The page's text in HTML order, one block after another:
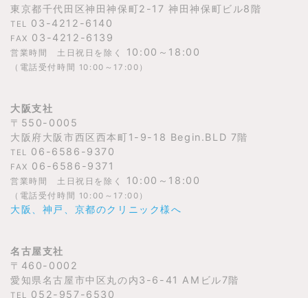
東京都千代田区神田神保町2-17 神田神保町ビル8階
TEL 03-4212-6140
FAX 03-4212-6139
営業時間 土日祝日を除く 10:00～18:00
（電話受付時間 10:00～17:00）
大阪支社
〒550-0005
大阪府大阪市西区西本町1-9-18 Begin.BLD 7階
TEL 06-6586-9370
FAX 06-6586-9371
営業時間 土日祝日を除く 10:00～18:00
（電話受付時間 10:00～17:00）
大阪、神戸、京都のクリニック様へ
名古屋支社
〒460-0002
愛知県名古屋市中区丸の内3-6-41 AMビル7階
TEL 052-957-6530